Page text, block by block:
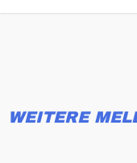
WEITERE